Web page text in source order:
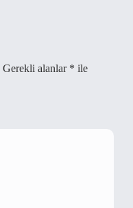
Gerekli alanlar * ile